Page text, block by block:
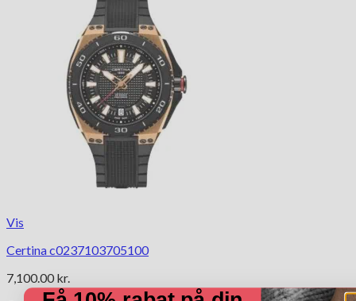
Vis
Certina c0237103705100
7,100.00kr.